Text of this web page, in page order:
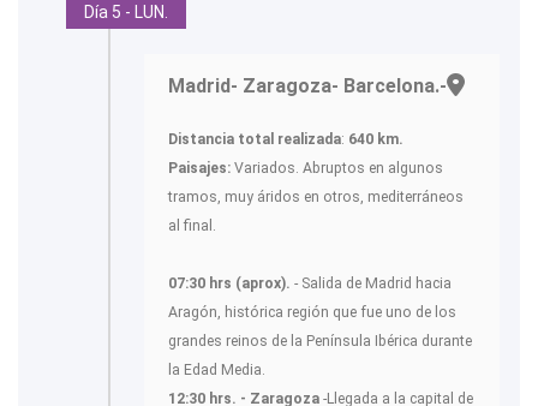
Día 5 - LUN.
Madrid- Zaragoza- Barcelona.-
Distancia total realizada: 640 km.
Paisajes: Variados. Abruptos en algunos
tramos, muy áridos en otros, mediterráneos
al final.
07:30 hrs (aprox). - Salida de Madrid hacia
Aragón, histórica región que fue uno de los
grandes reinos de la Península Ibérica durante
la Edad Media.
12:30 hrs. - Zaragoza -Llegada a la capital de